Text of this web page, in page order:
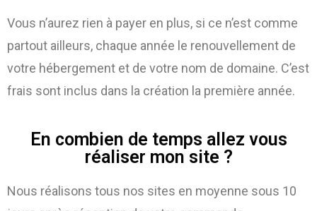
Vous n’aurez rien à payer en plus, si ce n’est comme
partout ailleurs, chaque année le renouvellement de
votre hébergement et de votre nom de domaine. C’est
frais sont inclus dans la création la première année.
En combien de temps allez vous
réaliser mon site ?
Nous réalisons tous nos sites en moyenne sous 10